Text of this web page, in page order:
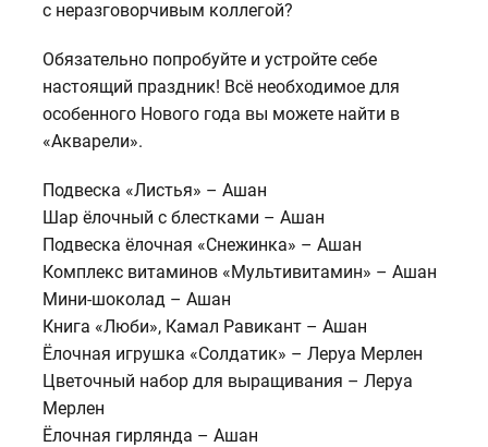
с неразговорчивым коллегой?
Обязательно попробуйте и устройте себе
настоящий праздник! Всё необходимое для
особенного Нового года вы можете найти в
«Акварели».
Подвеска «Листья» – Ашан
Шар ёлочный с блестками – Ашан
Подвеска ёлочная «Снежинка» – Ашан
Комплекс витаминов «Мультивитамин» – Ашан
Мини-шоколад – Ашан
Книга «Люби», Камал Равикант – Ашан
Ёлочная игрушка «Солдатик» – Леруа Мерлен
Цветочный набор для выращивания – Леруа
Мерлен
Ёлочная гирлянда – Ашан